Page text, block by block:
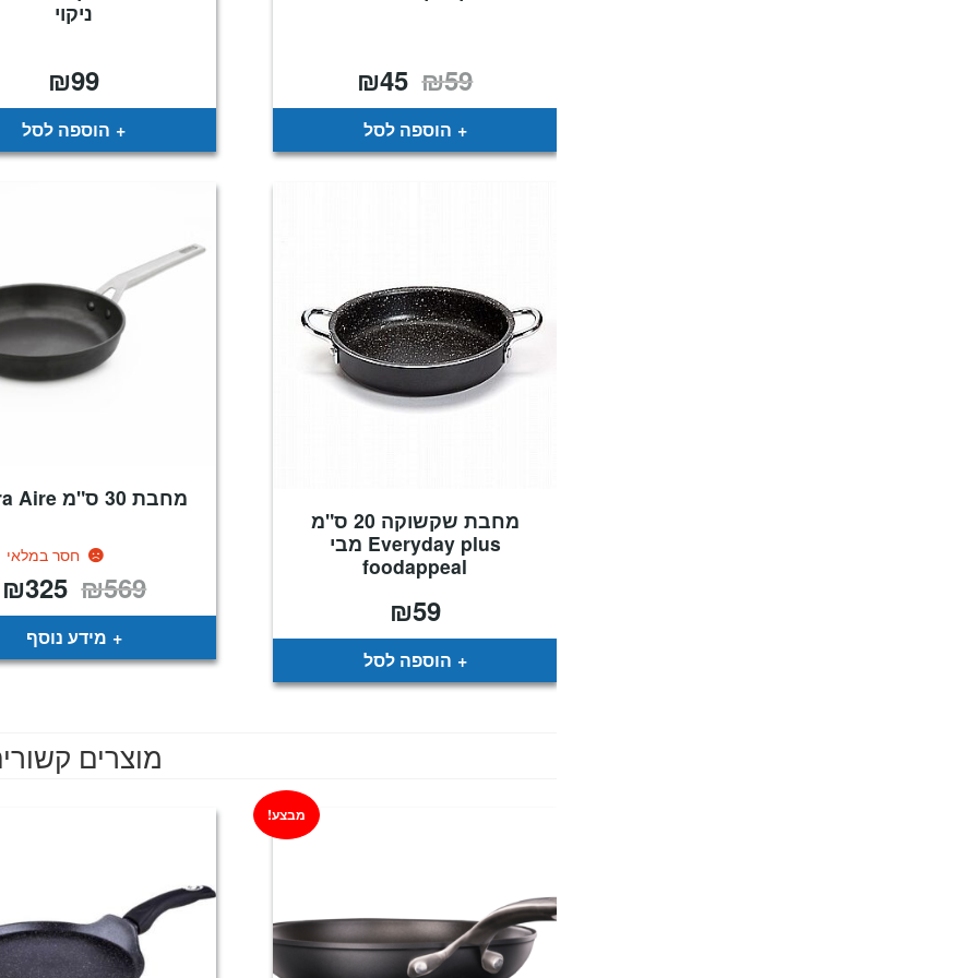
₪59 המחיר
המקורי
היה:
₪59.
₪45
הוא:
הוספה לסל
ניקוי
₪99
הוספה לסל
מחבת שקשוקה 20 ס"מ
Everyday plus מבי
foodappeal
₪59
הוספה לסל
מחבת 30 ס"מ Valira Aire
חסר במלאי
₪569 המחיר
המקורי
היה:
₪325
מידע נוסף
מוצרים
מבצע!